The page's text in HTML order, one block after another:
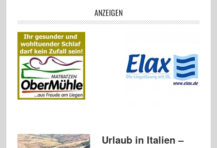
ANZEIGEN
Urlaub in Italien –